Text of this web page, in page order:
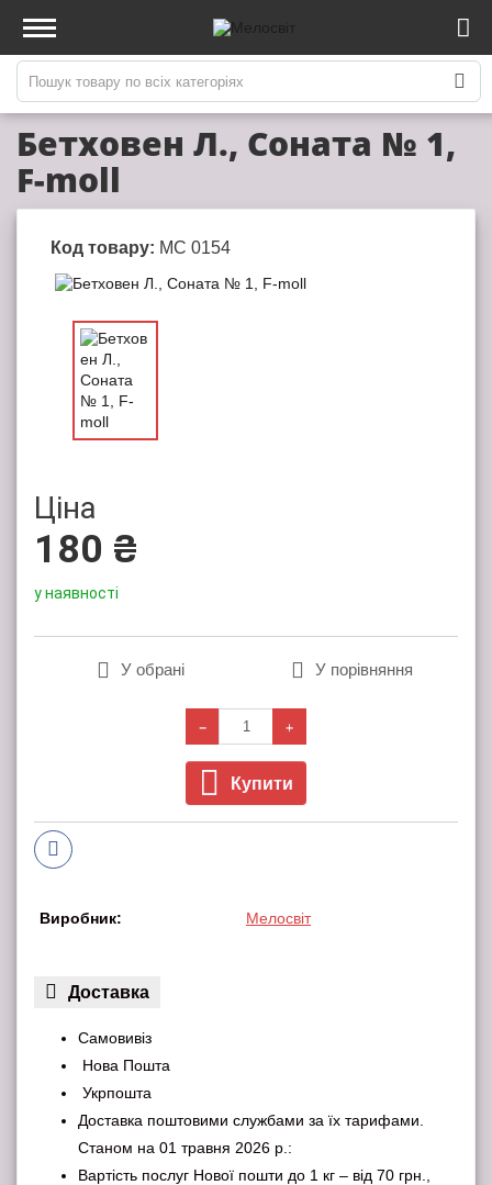
Бетховен Л., Соната № 1,
F-moll
Код товару: МС 0154
Ціна
180 ₴
у наявності
У обрані У порівняння
Купити
Виробник: Мелосвіт
Доставка
Самовивіз
Нова Пошта
Укрпошта
Доставка поштовими службами за їх тарифами.
Станом на 01 травня 2026 р.:
Вартість послуг Нової пошти до 1 кг – від 70 грн.,